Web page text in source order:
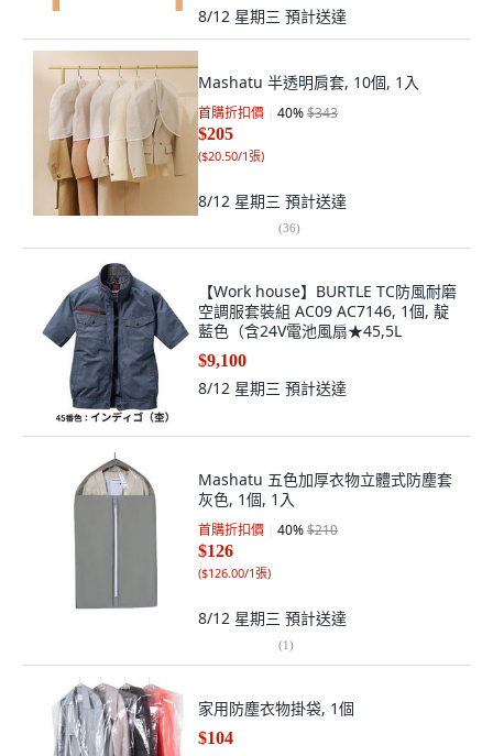
8/12 星期三 預計送達
Mashatu 半透明肩套, 10個, 1入
首購折扣價 40%$343
$205
($20.50/1張)
8/12 星期三 預計送達
(36)
【Work house】BURTLE TC防風耐磨
空調服套裝組 AC09 AC7146, 1個, 靛
藍色（含24V電池風扇★45,5L
$9,100
8/12 星期三 預計送達
Mashatu 五色加厚衣物立體式防塵套
灰色, 1個, 1入
首購折扣價 40%$210
$126
($126.00/1張)
8/12 星期三 預計送達
(1)
家用防塵衣物掛袋, 1個
$104